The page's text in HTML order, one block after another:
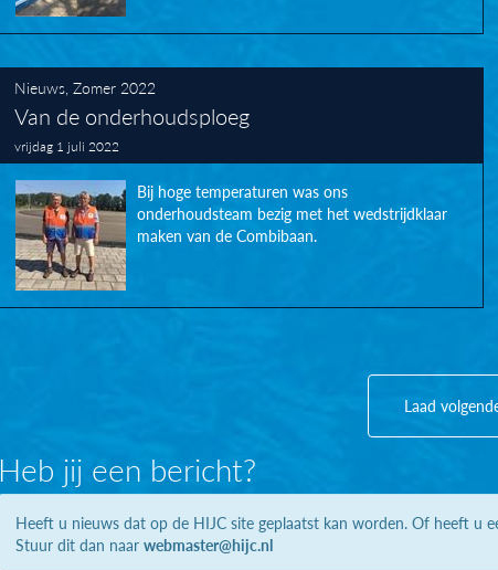
Nieuws, Zomer 2022
Van de onderhoudsploeg
vrijdag 1 juli 2022
Bij hoge temperaturen was ons
onderhoudsteam bezig met het wedstrijdklaar
maken van de Combibaan.
Laad
Heb jij een bericht?
Heeft u nieuws dat op de HIJC site geplaatst kan worden. Of heeft u
Stuur dit dan naar webmaster@hijc.nl